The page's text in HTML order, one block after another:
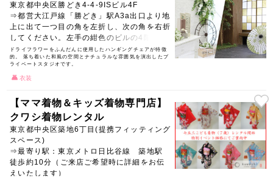
東京都中央区勝どき4-4-9ISビル4F
⇒都営大江戸線「勝どき」駅A3a出口より地
上に出て一つ目の角を左折し、次の角を右折
してください。左手の紺色のビルの4階とな
ります。（徒歩5分）
ドライフラワーをふんだんに使用したハンギングチェアが特徴
的。 落ち着いた和風の空間とナチュラルな雰囲気を演出したプ
ライベートスタジオです。
衣装
【ママ着物＆キッズ着物専門店】
クワシ着物レンタル
東京都中央区築地6丁目(提携フィッティング
スペース)
⇒最寄り駅：東京メトロ日比谷線 築地駅
徒歩約10分（ご来店ご希望時に詳細をお伝
えいたします）